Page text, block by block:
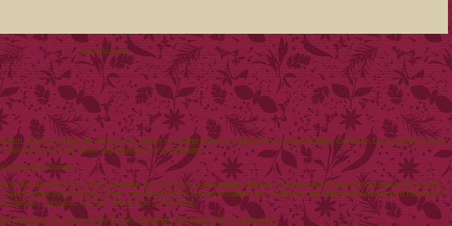
Gewürz-Welt » Tonka Bohnen
leicht heuartig, ein wenig bitter. Dieser heuartige Geruch ist typisch für Cumarin-haltige Gewürze. Das Cumarin (bis zu
in Rum für einen Tag beginnt die Fermentation.
speziellen Aromen.
des sehr hohen Cumarin-Gehaltes (ca. 2,8%) als Lebensmittel verboten. Cumarin steht unter dem Verdacht, bei einigen
sollte deshalb max. 20mg Tonkabohne je kg Speise enthalten sein. Aufgrund des intensiven Aromas wird meist auch
Desserts, Kuchen, Kekse und Schokolade.
aber auch ca. 10min in der für die Süßspeise benötigten Milch auskochen.